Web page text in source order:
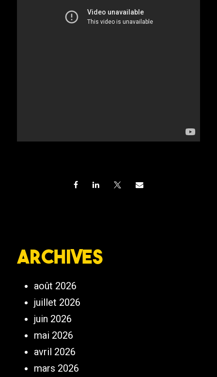
Archives
août 2026
juillet 2026
juin 2026
mai 2026
avril 2026
mars 2026